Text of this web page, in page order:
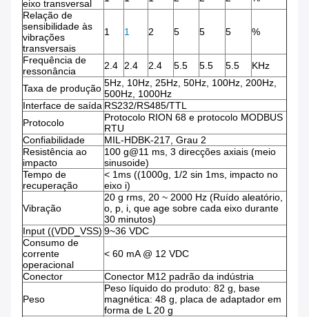
eixo transversal
Relação de
sensibilidade às
vibrações
transversais
1 1 2 5 5 5 %
Frequência de
ressonância
2.4 2.4 2.4 5.5 5.5 5.5 KHz
Taxa de produção 5Hz, 10Hz, 25Hz, 50Hz, 100Hz, 200Hz,
500Hz, 1000Hz
Interface de saída RS232/RS485/TTL
Protocolo
Protocolo RION 68 e protocolo MODBUS
RTU
Confiabilidade
MIL-HDBK-217, Grau 2
Resistência ao
impacto
100 g@11 ms, 3 direcções axiais (meio
sinusoide)
Tempo de
recuperação
< 1ms ((1000g, 1/2 sin 1ms, impacto no
eixo i)
Vibração
20 g rms, 20 ~ 2000 Hz (Ruído aleatório,
o, p, i, que age sobre cada eixo durante
30 minutos)
Input ((VDD_VSS) 9~36 VDC
Consumo de
corrente
operacional
< 60 mA @ 12 VDC
Conector Conector M12 padrão da indústria
Peso
Peso líquido do produto: 82 g, base
magnética: 48 g, placa de adaptador em
forma de L 20 g